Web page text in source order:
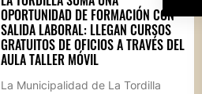
OPORTUNIDAD DE FORMACIÓN CON
SALIDA LABORAL: LLEGAN CURSOS
GRATUITOS DE OFICIOS A TRAVÉS DEL
AULA TALLER MÓVIL
La Municipalidad de La Tordilla